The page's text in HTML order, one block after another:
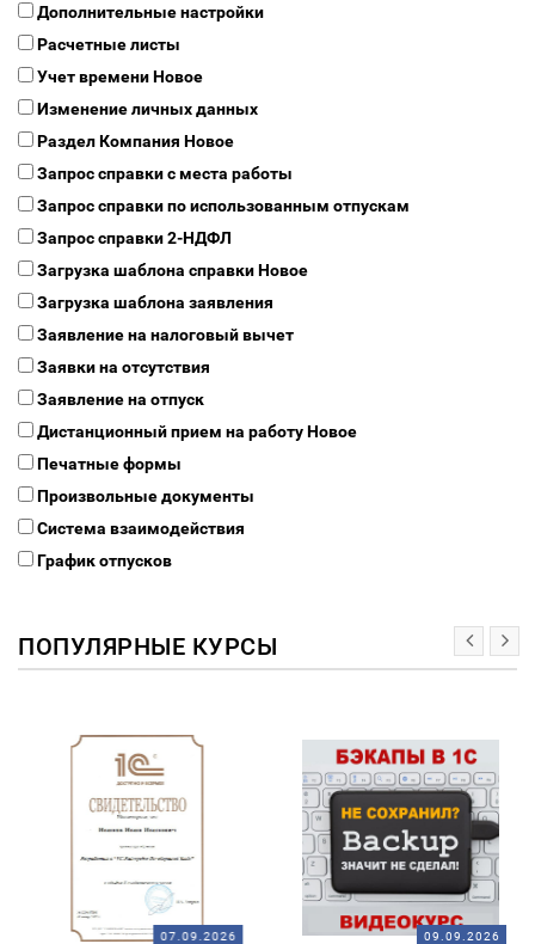
Дополнительные настройки
Расчетные листы
Учет времениНовое
Изменение личных данных
Раздел Компания Новое
Запрос справки с места работы
Запрос справки по использованным отпускам
Запрос справки 2-НДФЛ
Загрузка шаблона справкиНовое
Загрузка шаблона заявления
Заявление на налоговый вычет
Заявки на отсутствия
Заявление на отпуск
Дистанционный прием на работуНовое
Печатные формы
Произвольные документы
Система взаимодействия
График отпусков
ПОПУЛЯРНЫЕ КУРСЫ
07.09.2026 09.09.2026